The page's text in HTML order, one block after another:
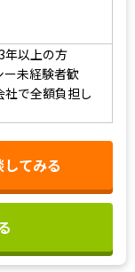
年以上の方
未経験者歓
で全額負担し
てみる